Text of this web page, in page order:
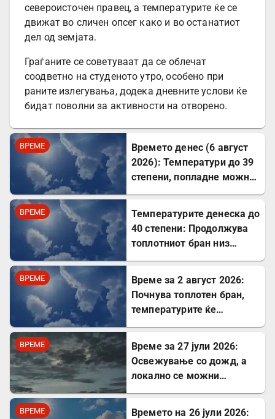
североисточен правец, а температурите ќе се
движат во сличен опсег како и во останатиот
дел од земјата.
Граѓаните се советуваат да се облечат
соодветно на студеното утро, особено при
раните излегувања, додека дневните услови ќе
бидат поволни за активности на отворено.
ВРЕМЕ
Времето денес (6 август
2026): Температури до 39
степени, попладне можни
ВРЕМЕ
Температурите денеска до
40 степени: Продолжува
топлотниот бран низ
ВРЕМЕ
Време за 2 август 2026:
Почнува топлотен бран,
температурите ќе
ВРЕМЕ
Време за 27 јули 2026:
Освежување со дожд, а
локално се можни
ВРЕМЕ
Времето на 26 јули 2026: